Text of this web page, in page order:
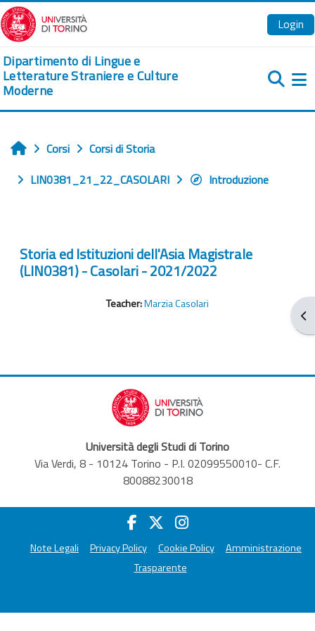
Vai al contenuto principale
Login
Dipartimento di Lingue e
Letterature Straniere e Culture
Moderne
Home
Corsi
Corsi di Storia
LIN0381_21_22_CASOLARI
Introduzione
Storia ed Istituzioni dell'Asia Magistrale
(LIN0381) - Casolari - 2021/2022
Teacher:Marzia Casolari
Università degli Studi di Torino
Via Verdi, 8 - 10124 Torino - P.I. 02099550010- C.F.
80088230018
Note Legali Privacy Policy Cookie Policy
Amministrazione
Trasparente